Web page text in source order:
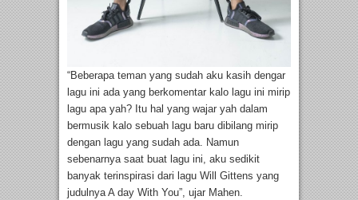
“Beberapa teman yang sudah aku kasih dengar
lagu ini ada yang berkomentar kalo lagu ini mirip
lagu apa yah? Itu hal yang wajar yah dalam
bermusik kalo sebuah lagu baru dibilang mirip
dengan lagu yang sudah ada. Namun
sebenarnya saat buat lagu ini, aku sedikit
banyak terinspirasi dari lagu Will Gittens yang
judulnya A day With You”, ujar Mahen.